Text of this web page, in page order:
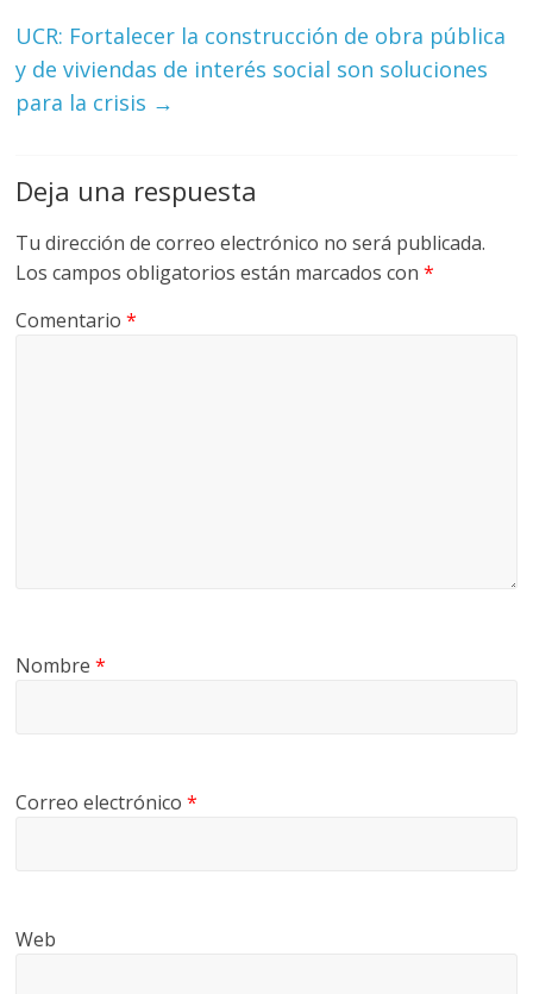
G
R
U
UCR: Fortalecer la construcción de obra pública
y de viviendas de interés social son soluciones
para la crisis →
Deja una respuesta
Tu dirección de correo electrónico no será publicada.
Los campos obligatorios están marcados con*
Comentario*
Nombre*
Correo electrónico*
Web